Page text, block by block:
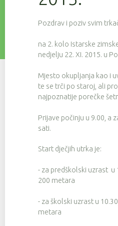
Pozdrav i poziv svim
na 2. kolo Istarske
nedjelju 22. XI. 2015. u
Mjesto okupljanja kao i
te se trči po staroj, ali
najpoznatije porečke
Prijave počinju u 9.00, a
sati.
Start dječjih utrka je:
- za predškolski uzrast u
200 metara
- za školski uzrast u
metara